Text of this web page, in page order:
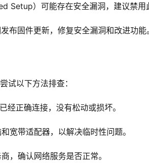
Setup）可能存在安全漏洞，建议禁用
布固件更新，修复安全漏洞和改进功能
试以下方法排查：
经正确连接，没有松动或损坏。
宽带适配器，以解决临时性问题。
，确认网络服务是否正常。